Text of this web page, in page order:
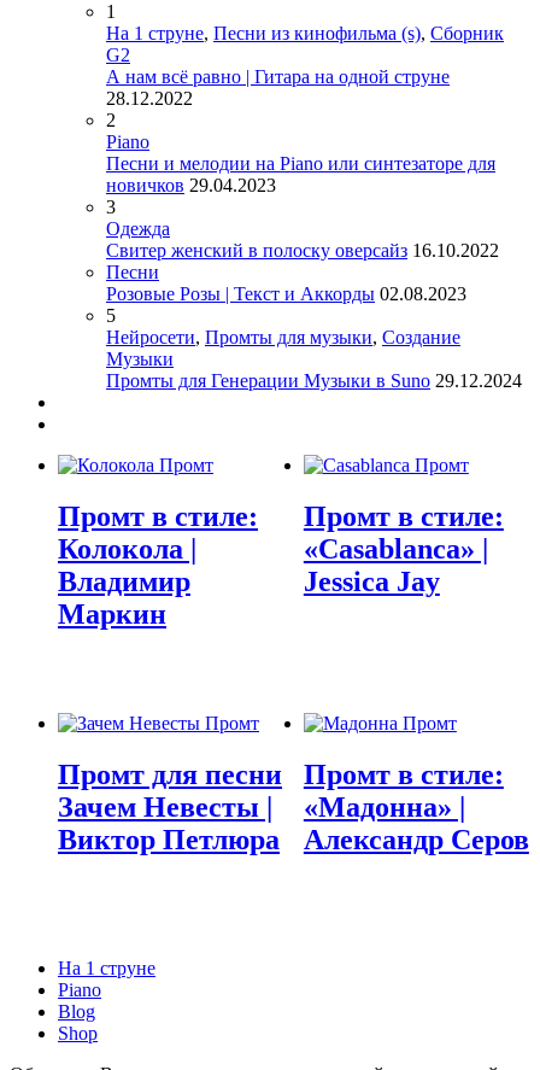
1
На 1 струне, Песни из кинофильма (s), Сборник
G2
А нам всё равно | Гитара на одной струне
28.12.2022
2
Piano
Песни и мелодии на Piano или синтезаторе для
новичков 29.04.2023
3
Одежда
Свитер женский в полоску оверсайз 16.10.2022
Песни
Розовые Розы | Текст и Аккорды 02.08.2023
5
Нейросети, Промты для музыки, Создание
Музыки
Промты для Генерации Музыки в Suno 29.12.2024
Промт в стиле:
Колокола |
Владимир
Маркин
Промт в стиле:
«Casablanca» |
Jessica Jay
Промт для песни
Зачем Невесты |
Виктор Петлюра
Промт в стиле:
«Мадонна» |
Александр Серов
На 1 струне
Piano
Blog
Shop